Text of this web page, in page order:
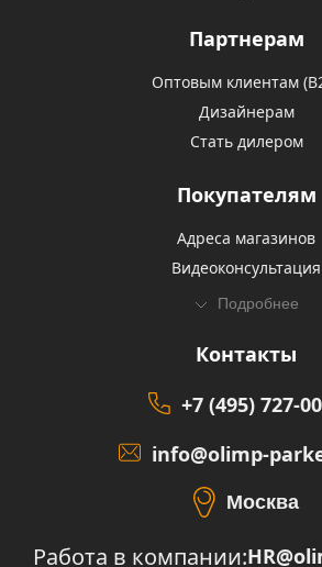
Партнерам
Оптовым клиентам
Дизайнерам
Стать дилером
Покупателям
Адреса магазинов
Видеоконсультация
Подробнее
Контакты
+7 (495) 727-
info@olimp-
Москва
Работа в компании: